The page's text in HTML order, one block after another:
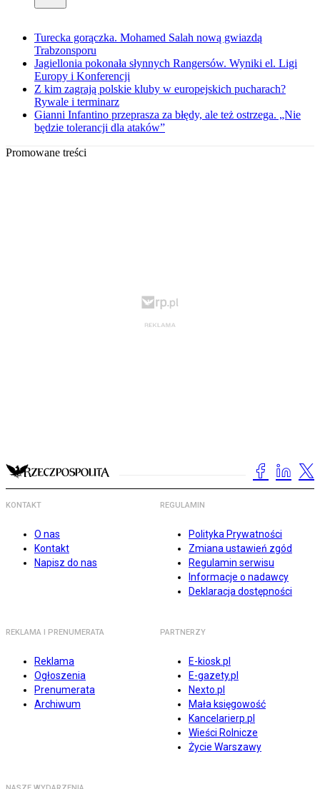
Turecka gorączka. Mohamed Salah nową gwiazdą
Trabzonsporu
Jagiellonia pokonała słynnych Rangersów. Wyniki el. Ligi
Europy i Konferencji
Z kim zagrają polskie kluby w europejskich pucharach?
Rywale i terminarz
Gianni Infantino przeprasza za błędy, ale też ostrzega. „Nie
będzie tolerancji dla ataków”
Promowane treści
KONTAKT
O nas
Kontakt
Napisz do nas
REGULAMIN
Polityka Prywatności
Zmiana ustawień zgód
Regulamin serwisu
Informacje o nadawcy
Deklaracja dostępności
REKLAMA I PRENUMERATA
Reklama
Ogłoszenia
Prenumerata
Archiwum
PARTNERZY
E-kiosk.pl
E-gazety.pl
Nexto.pl
Mała księgowość
Kancelarierp.pl
Wieści Rolnicze
Życie Warszawy